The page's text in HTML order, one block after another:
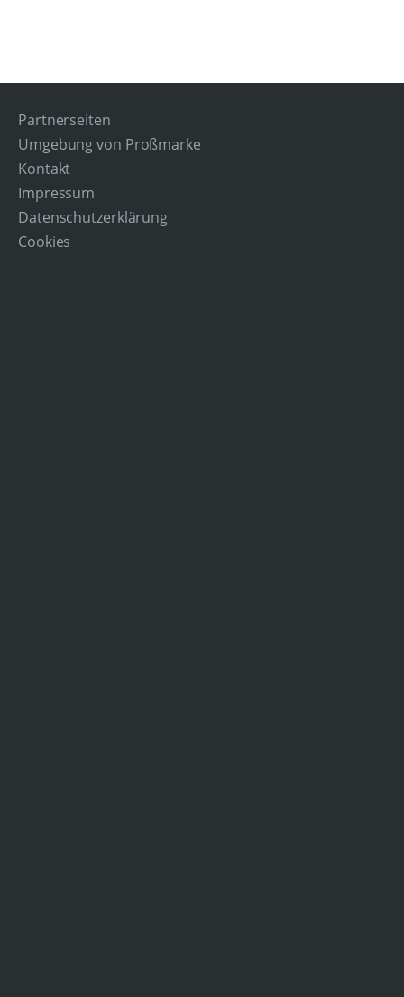
Partnerseiten
Umgebung von Proßmarke
Kontakt
Impressum
Datenschutzerklärung
Cookies